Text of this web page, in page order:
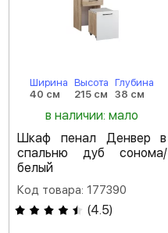
Ширина
40 см
Высота
215 см
Глубина
38 см
в наличии: мало
Шкаф пенал Денвер в
спальню дуб сонома/
белый
Код товара: 177390
(4.5)